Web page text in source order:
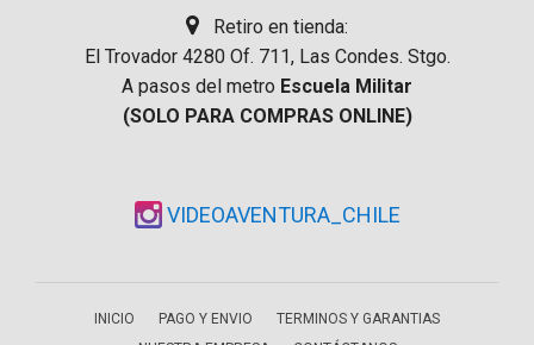
Retiro en tienda:
El Trovador 4280 Of. 711, Las Condes. Stgo.
A pasos del metro Escuela Militar
(SOLO PARA COMPRAS ONLINE)
VIDEOAVENTURA_CHILE
INICIO PAGO Y ENVIO
TERMINOS Y GARANTIAS